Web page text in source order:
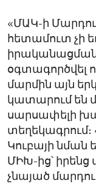
«ՄԱԿ-ի
հետամուտ չի
մարմին այն
կատարում են
սարսափելի
Կուբայի նման
ՄԻԽ-ից՝
չնայած